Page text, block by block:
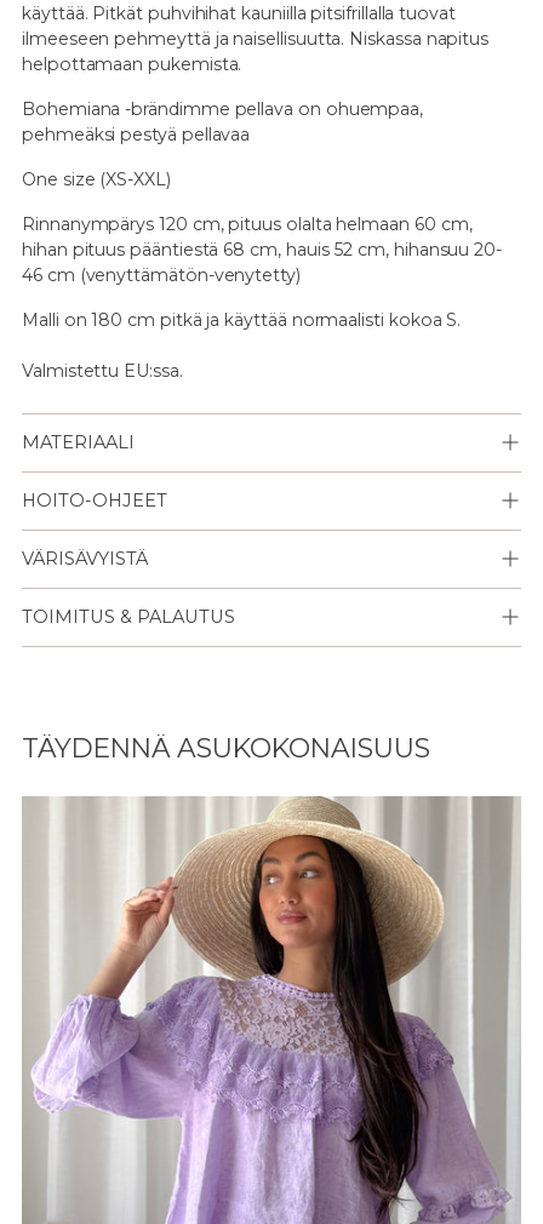
käyttää. Pitkät puhvihihat kauniilla pitsifrillalla tuovat
ilmeeseen pehmeyttä ja naisellisuutta. Niskassa napitus
helpottamaan pukemista.
Bohemiana -brändimme pellava on ohuempaa,
pehmeäksi pestyä pellavaa
One size (XS-XXL)
Rinnanympärys 120 cm, pituus olalta helmaan 60 cm,
hihan pituus pääntiestä 68 cm, hauis 52 cm, hihansuu 20-
46 cm (venyttämätön-venytetty)
Malli on 180 cm pitkä ja käyttää normaalisti kokoa S.
Valmistettu EU:ssa.
MATERIAALI
HOITO-OHJEET
VÄRISÄVYISTÄ
TOIMITUS & PALAUTUS
ostoskoriisi
TÄYDENNÄ ASUKOKONAISUUS